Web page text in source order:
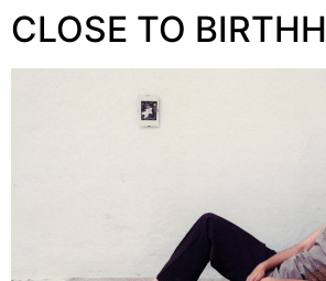
CLOSE TO BIRTHH